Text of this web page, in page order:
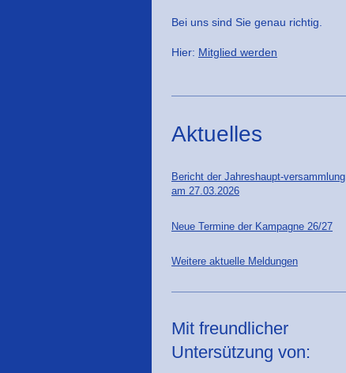
Bei uns sind Sie genau richtig.
Hier: Mitglied werden
Aktuelles
Bericht der Jahreshaupt-versammlung
am 27.03.2026
Neue Termine der Kampagne 26/27
Weitere aktuelle Meldungen
Mit freundlicher
Untersützung von: